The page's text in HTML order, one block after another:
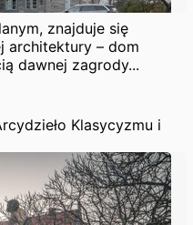
znajduje się
architektury – dom
dawnej zagrody...
Klasycyzmu i